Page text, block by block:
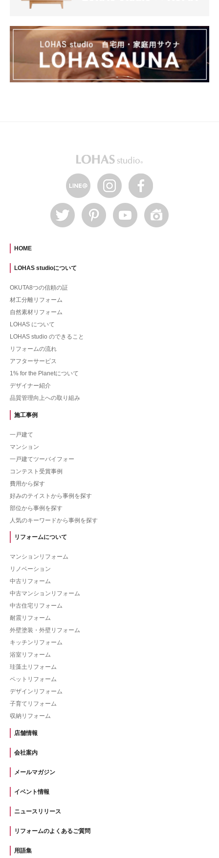
HOME
LOHAS studioについて
OKUTA8つの信頼の証
材工分離リフォーム
自然素材リフォーム
LOHAS について
LOHAS studio のできること
リフォームの流れ
アフターサービス
1% for the Planetについて
デザイナー紹介
品質管理向上への取り組み
施工事例
一戸建て
マンション
一戸建てツーバイフォー
コンテスト受賞事例
費用から探す
好みのテイストから事例を探す
部位から事例を探す
人気のキーワードから事例を探す
リフォームについて
マンションリフォーム
リノベーション
中古リフォーム
中古マンションリフォーム
中古住宅リフォーム
耐震リフォーム
外壁塗装・外壁リフォーム
キッチンリフォーム
浴室リフォーム
珪藻土リフォーム
ペットリフォーム
デザインリフォーム
子育てリフォーム
収納リフォーム
店舗情報
会社案内
メールマガジン
イベント情報
ニュースリリース
リフォームのよくあるご質問
用語集